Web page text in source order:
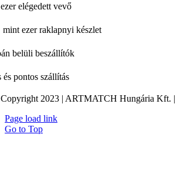
elégedett vevő
mint ezer raklapnyi készlet
belüli beszállítók
és pontos szállítás
Copyright 2023 | ARTMATCH Hungária Kft. |
Page load link
Go to Top